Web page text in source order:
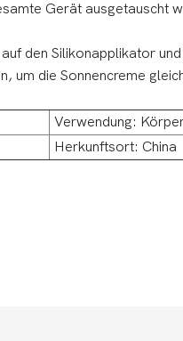
Gerät ausgetauscht
den Silikonapplikator
um die Sonnencreme
Verwendung:
Herkunftsort: China